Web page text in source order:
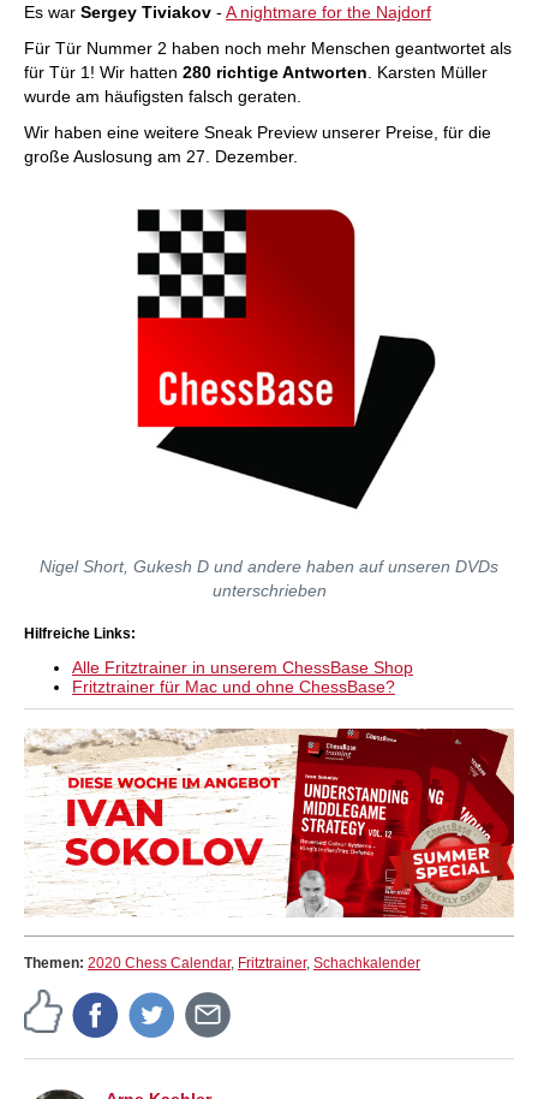
Es war Sergey Tiviakov - A nightmare for the Najdorf
Für Tür Nummer 2 haben noch mehr Menschen geantwortet als
für Tür 1! Wir hatten 280 richtige Antworten . Karsten Müller
wurde am häufigsten falsch geraten.
Wir haben eine weitere Sneak Preview unserer Preise, für die
große Auslosung am 27. Dezember.
Nigel Short, Gukesh D und andere haben auf unseren DVDs
unterschrieben
Hilfreiche Links:
Alle Fritztrainer in unserem ChessBase Shop
Fritztrainer für Mac und ohne ChessBase?
Themen: 2020 Chess Calendar, Fritztrainer, Schachkalender